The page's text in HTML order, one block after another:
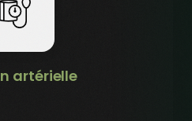
artérielle